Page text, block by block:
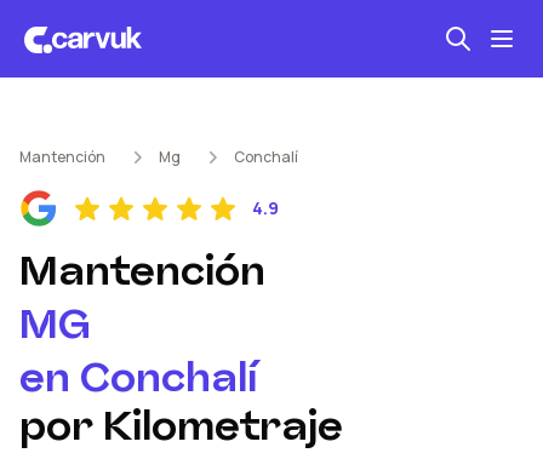
Mantención kilometraje
Revisión técnica
Mantención Mg Conchalí
4.9
Mantención
MG
en Conchalí
por Kilometraje